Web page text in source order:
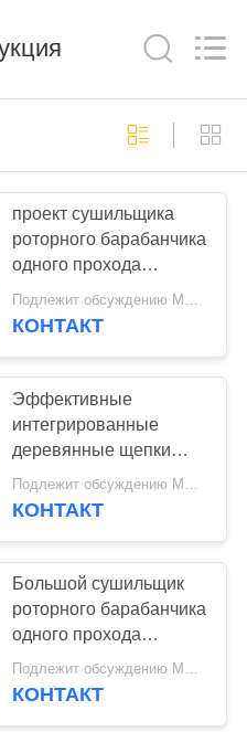
проект сушильщика
роторного барабанчика
одного прохода
100000cbm/Year OSB
полностью готовый
Подлежит обсуждению MOQ:1 комплект
КОНТАКТ
Эффективные
интегрированные
деревянные щепки
определяют/
сушильщик роторного
Подлежит обсуждению MOQ:1 комплект
КОНТАКТ
Большой сушильщик
роторного барабанчика
одного прохода
стренги хлопь
деревянных щепок
Подлежит обсуждению MOQ:1 комплект
КОНТАКТ